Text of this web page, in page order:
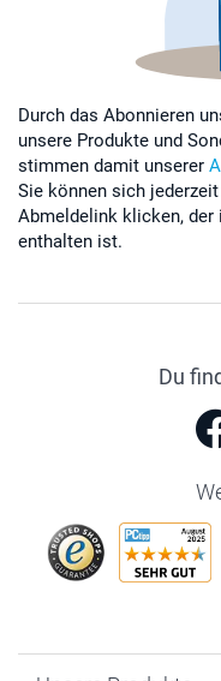
Durch das Abonnieren
unsere Produkte und
stimmen damit unserer
Sie können sich
Abmeldelink klicken,
enthalten ist.
Du